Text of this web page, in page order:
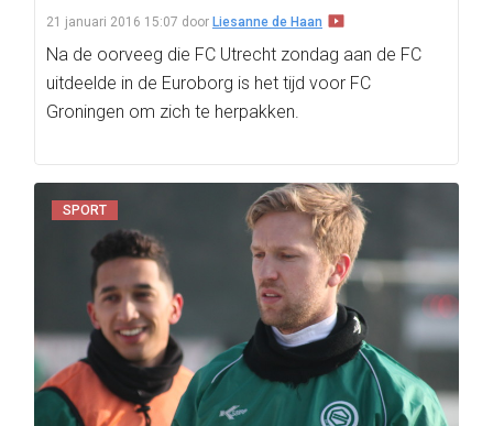
21 januari 2016 15:07 door Liesanne de Haan
Na de oorveeg die FC Utrecht zondag aan de FC
uitdeelde in de Euroborg is het tijd voor FC
Groningen om zich te herpakken.
SPORT